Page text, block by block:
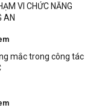
VI CHỨC NĂNG
AN
mắc trong công tác